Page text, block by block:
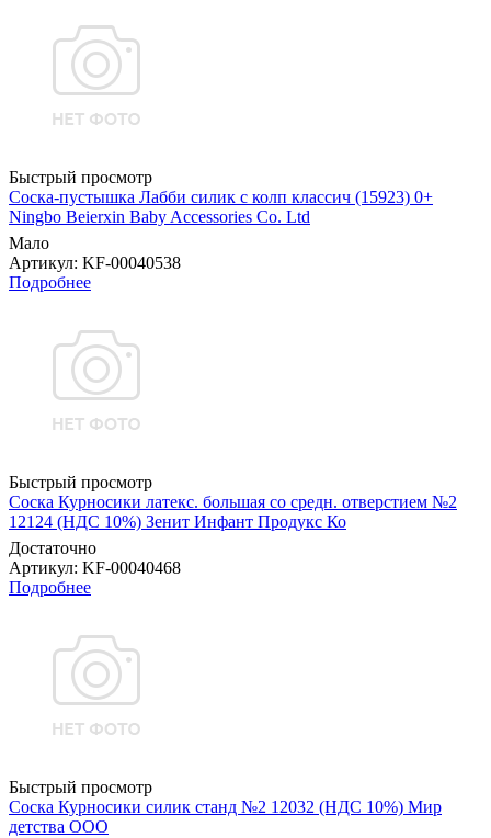
Быстрый просмотр
Соска-пустышка Лабби силик с колп классич (15923) 0+
Ningbo Beierxin Baby Accessories Co. Ltd
Мало
Артикул: KF-00040538
Подробнее
Быстрый просмотр
Соска Курносики латекс. большая со средн. отверстием №2
12124 (НДС 10%) Зенит Инфант Продукс Ко
Достаточно
Артикул: KF-00040468
Подробнее
Быстрый просмотр
Соска Курносики силик станд №2 12032 (НДС 10%) Мир
детства ООО